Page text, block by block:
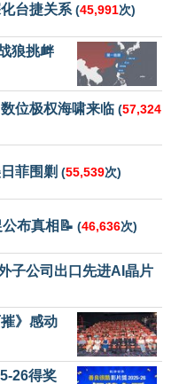
台捷关系 (45,991次)
狼挑衅
位极权海啸来临 (57,324
菲围剿 (55,539次)
布真相📝 (46,636次)
子公司出口先进AI晶片
》感动
26得奖